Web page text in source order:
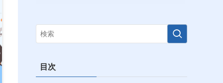
目次